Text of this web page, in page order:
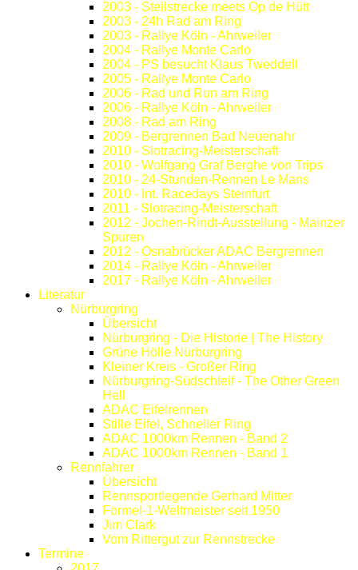
2003 - Steilstrecke meets Op de Hütt
2003 - 24h Rad am Ring
2003 - Rallye Köln - Ahrweiler
2004 - Rallye Monte Carlo
2004 - PS besucht Klaus Tweddell
2005 - Rallye Monte Carlo
2006 - Rad und Run am Ring
2006 - Rallye Köln - Ahrweiler
2008 - Rad am Ring
2009 - Bergrennen Bad Neuenahr
2010 - Slotracing-Meisterschaft
2010 - Wolfgang Graf Berghe von Trips
2010 - 24-Stunden-Rennen Le Mans
2010 - Int. Racedays Steinfurt
2011 - Slotracing-Meisterschaft
2012 - Jochen-Rindt-Ausstellung - Mainzer
Spuren
2012 - Osnabrücker ADAC Bergrennen
2014 - Rallye Köln - Ahrweiler
2017 - Rallye Köln - Ahrweiler
Literatur
Nürburgring
Übersicht
Nürburgring - Die Historie | The History
Grüne Hölle Nürburgring
Kleiner Kreis - Großer Ring
Nürburgring-Südschleif - The Other Green
Hell
ADAC Eifelrennen
Stille Eifel, Schneller Ring
ADAC 1000km Rennen - Band 2
ADAC 1000km Rennen - Band 1
Rennfahrer
Übersicht
Rennsportlegende Gerhard Mitter
Formel-1-Weltmeister seit 1950
Jim Clark
Vom Rittergut zur Rennstrecke
Termine